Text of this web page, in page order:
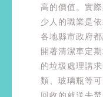
高的價值。實
少人的職業是
各地縣市政府
開著清潔車定
的垃圾處理講
類、玻璃瓶等